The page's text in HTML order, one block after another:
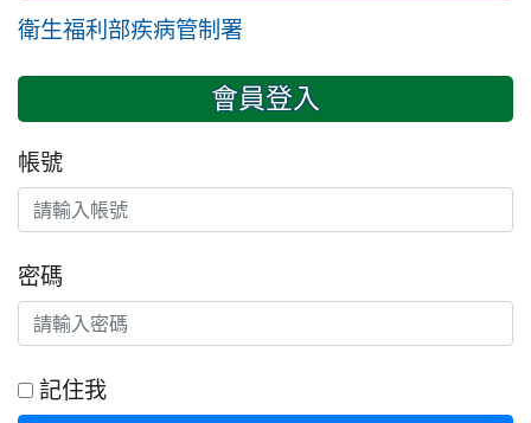
衛生福利部疾病管制署
會員登入
帳號
密碼
記住我